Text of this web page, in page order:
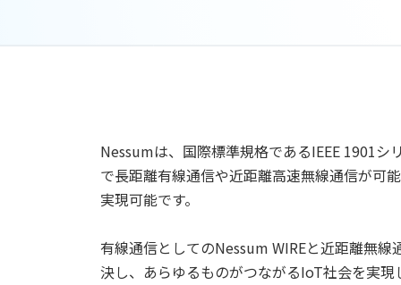
Nessumは、国際標準規格であるIEEE 1901
で長距離有線通信や近距離高速無線通信が可
実現可能です。
有線通信としてのNessum WIREと近距離無
決し、あらゆるものがつながるIoT社会を実現